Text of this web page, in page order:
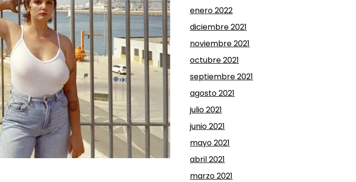
enero 2022
diciembre 2021
noviembre 2021
octubre 2021
septiembre 2021
agosto 2021
julio 2021
junio 2021
mayo 2021
abril 2021
marzo 2021